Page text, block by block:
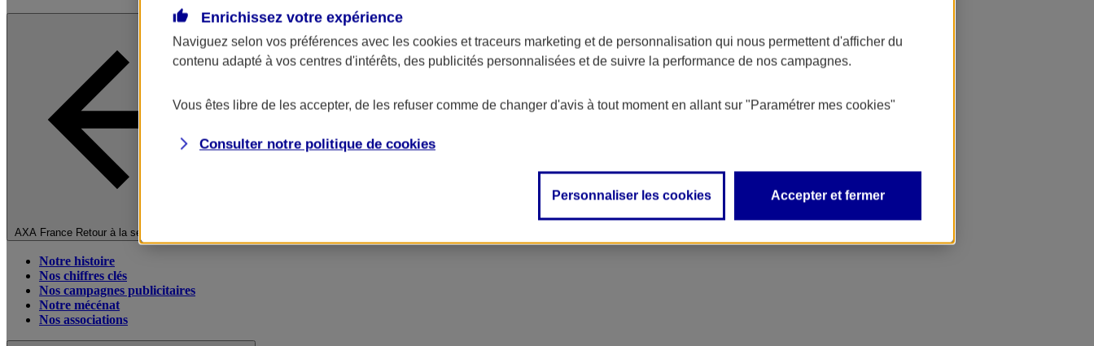
AXA France Retour à la section précédente
Notre histoire
Nos chiffres clés
Nos campagnes publicitaires
Notre mécénat
Nos associations
Enrichissez votre expérience
Naviguez selon vos préférences avec les cookies et traceurs marketing et de personnalisation qui nous permettent d'afficher du
contenu adapté à vos centres d'intérêts, des publicités personnalisées et de suivre la performance de nos campagnes.
Vous êtes libre de les accepter, de les refuser comme de changer d'avis à tout moment en allant sur "Paramétrer mes cookies"
Consulter notre politique de cookies
Personnaliser les cookies Accepter et fermer